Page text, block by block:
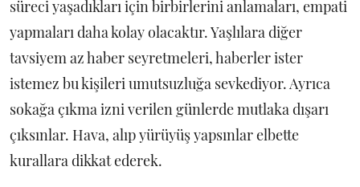
süreci yaşadıkları için birbirlerini anlamaları, empati
yapmaları daha kolay olacaktır. Yaşlılara diğer
tavsiyem az haber seyretmeleri, haberler ister
istemez bu kişileri umutsuzluğa sevkediyor. Ayrıca
sokağa çıkma izni verilen günlerde mutlaka dışarı
çıksınlar. Hava, alıp yürüyüş yapsınlar elbette
kurallara dikkat ederek.